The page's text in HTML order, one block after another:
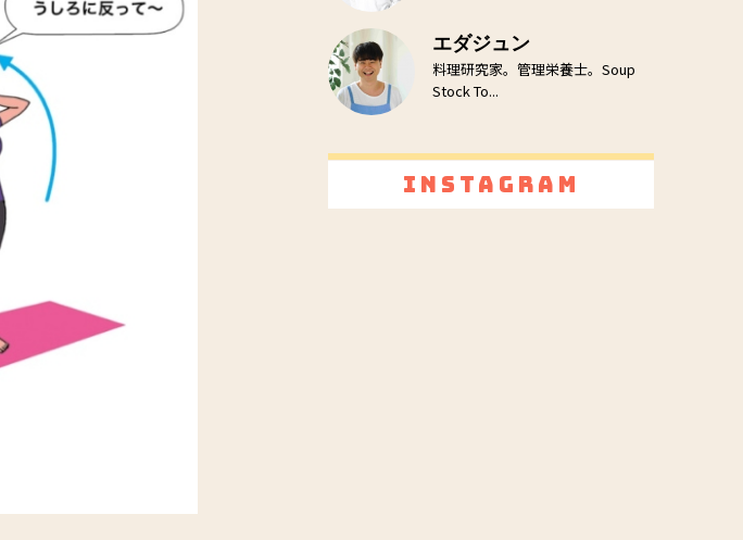
エダジュン
料理研究家。管理栄養士。Soup
Stock To...
Instagram